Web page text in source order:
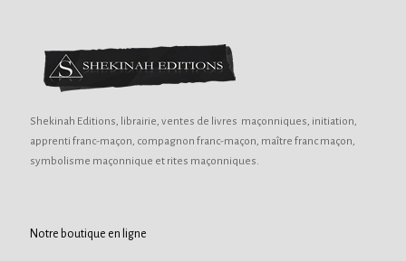
Shekinah Editions, librairie, ventes de livres maçonniques, initiation,
apprenti franc-maçon, compagnon franc-maçon, maître franc maçon,
symbolisme maçonnique et rites maçonniques.
Notre boutique en ligne